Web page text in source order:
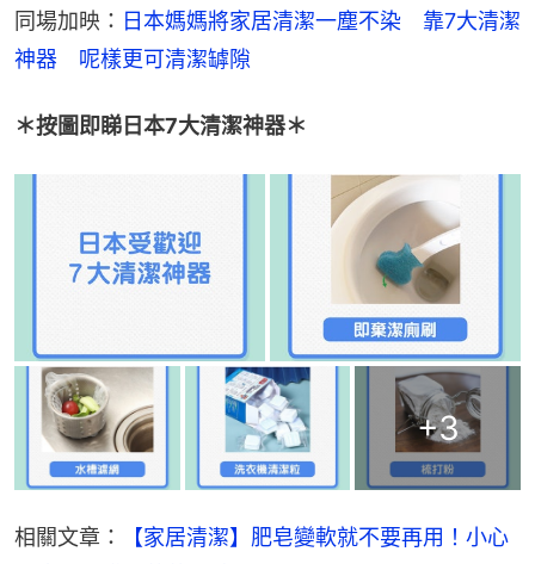
同場加映： 日本媽媽將家居清潔一塵不染　靠7大清潔
神器　呢樣更可清潔罅隙
＊按圖即睇日本7大清潔神器＊
+3
相關文章：
【家居清潔】肥皂變軟就不要再用！小心